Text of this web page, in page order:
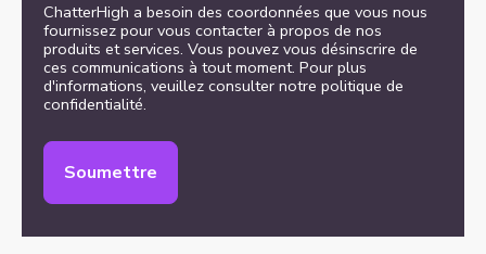
ChatterHigh a besoin des coordonnées que vous nous
fournissez pour vous contacter à propos de nos
produits et services. Vous pouvez vous désinscrire de
ces communications à tout moment. Pour plus
d'informations, veuillez consulter notre politique de
confidentialité.